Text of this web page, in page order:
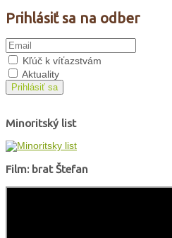
Prihlásiť sa na odber
Kľúč k víťazstvám
Aktuality
Prihlásiť sa
Minoritský list
Film: brat Štefan